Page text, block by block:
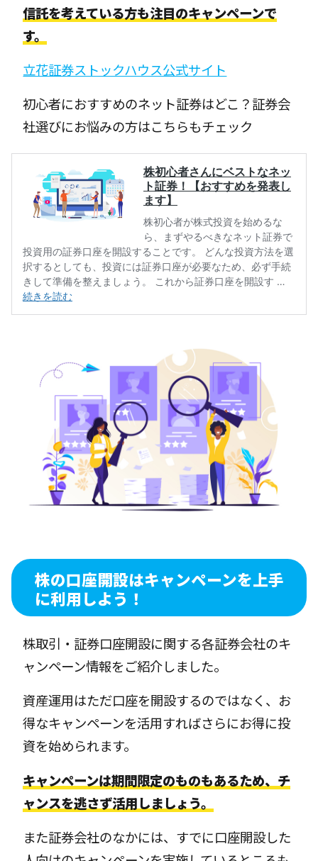
信託を考えている方も注目のキャンペーンで
す。
立花証券ストックハウス公式サイト
初心者におすすめのネット証券はどこ？証券会
社選びにお悩みの方はこちらもチェック
株の口座開設はキャンペーンを上手
に利用しよう！
株取引・証券口座開設に関する各証券会社のキ
ャンペーン情報をご紹介しました。
資産運用はただ口座を開設するのではなく、お
得なキャンペーンを活用すればさらにお得に投
資を始められます。
キャンペーンは期間限定のものもあるため、チ
ャンスを逃さず活用しましょう。
また証券会社のなかには、すでに口座開設した